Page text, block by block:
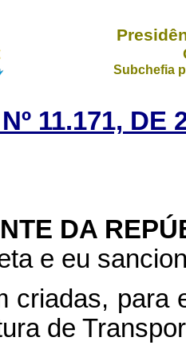
Subchefia
11.171, DE
DA
e eu
criadas, para
de